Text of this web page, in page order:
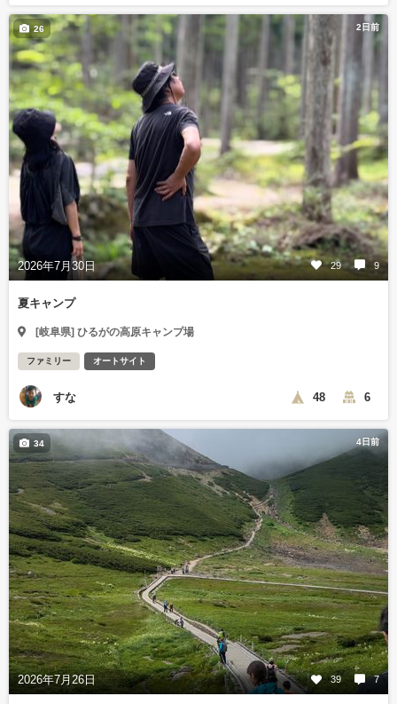
2日前
2026年7月30日 29 9
26
夏キャンプ
[岐阜県] ひるがの高原キャンプ場
ファミリー オートサイト
すな 48 6
4日前
2026年7月26日 39 7
34